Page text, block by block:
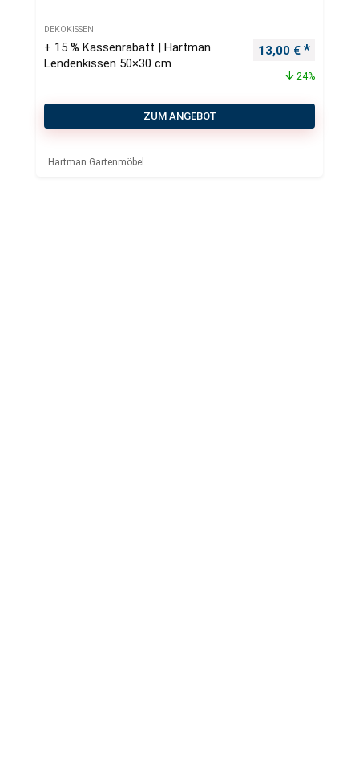
DEKOKISSEN
+ 15 % Kassenrabatt | Hartman
Lendenkissen 50×30 cm
Ursprünglicher
13,00 €
24%
ZUM ANGEBOT
Hartman Gartenmöbel